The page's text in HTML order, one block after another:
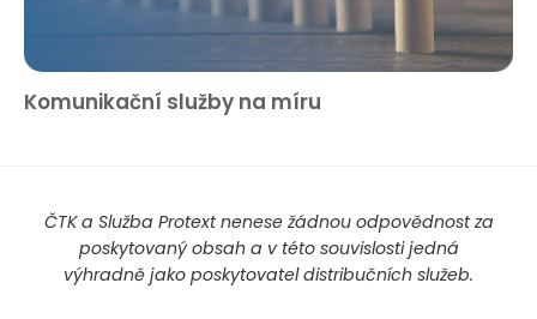
Komunikační služby na míru
ČTK a Služba Protext nenese žádnou odpovědnost za
poskytovaný obsah a v této souvislosti jedná
výhradně jako poskytovatel distribučních služeb.